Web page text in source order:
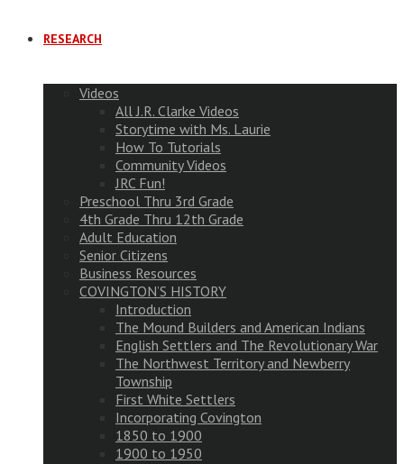
RESEARCH
Videos
All J.R. Clarke Videos
Storytime with Ms. Laurie
How To Tutorials
Community Videos
JRC Fun!
Preschool Thru 3rd Grade
4th Grade Thru 12th Grade
Adult Education
Senior Citizens
Business Resources
COVINGTON’S HISTORY
Introduction
The Mound Builders and American Indians
English Settlers and The Revolutionary War
The Northwest Territory and Newberry
Township
First White Settlers
Incorporating Covington
1850 to 1900
1900 to 1950